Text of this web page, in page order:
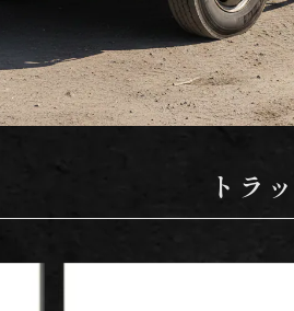
トラ